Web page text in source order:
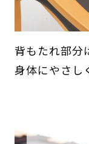
背もたれ部分
身体にやさし